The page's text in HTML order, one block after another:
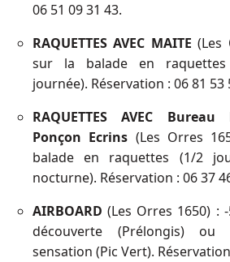
06 51 09 31 43.
RAQUETTES AVEC MAITE(Les
sur la balade en
journée). Réservation : 06 81 53
RAQUETTES AVEC
Ponçon Ecrins (Les Orres
balade en raquettes (1/2
nocturne). Réservation : 06 37
AIRBOARD (Les Orres 1650) :
découverte (Prélongis)
sensation (Pic Vert).